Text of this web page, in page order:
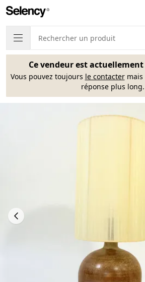
Ce vendeur est actuellement
Vous pouvez toujours le contactermais
réponse plus long.